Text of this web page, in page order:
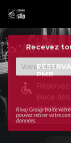
Recevez
Rivaj Group traite
pouvez retirer votre
données.
PMR
place dès